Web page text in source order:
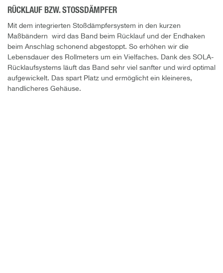
RÜCKLAUF BZW. STOSSDÄMPFER
Mit dem integrierten Stoßdämpfersystem in den kurzen
Maßbändern wird das Band beim Rücklauf und der Endhaken
beim Anschlag schonend abgestoppt. So erhöhen wir die
Lebensdauer des Rollmeters um ein Vielfaches. Dank des SOLA-
Rücklaufsystems läuft das Band sehr viel sanfter und wird optimal
aufgewickelt. Das spart Platz und ermöglicht ein kleineres,
handlicheres Gehäuse.